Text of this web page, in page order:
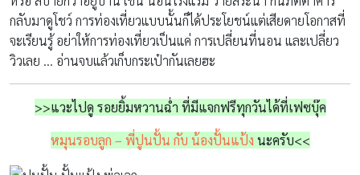
กลับมาดูโชว์ การท่องเที่ยวแบบนั้นก็ได้ประโยชน์แต่เสียดายโอกาสที่
จะเรียนรู้ อย่าให้การท่องเที่ยวเป็นแค่ การเปลี่ยนที่นอน และเปลี่ยว
วิวเลย … อ่านจบแล้วเก็บกระเป๋ากันเลยฮะ
>>แวะไปดู รอยยิ้มหวานฉ่ำ ที่มีแจกฟรีทุกวันได้ที่เฟซบุ๊ค
หมุนรอบลูก – พี่ปูนปั้น กับ น้องปั้นแป้ง นะครับ<<